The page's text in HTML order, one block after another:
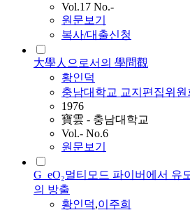
Vol.17 No.-
원문보기
복사/대출신청
大學人으로서의 學問觀
황인덕
충남대학교 교지편집위원
1976
寶雲 - 충남대학교
Vol.- No.6
원문보기
G_eO₂멀티모드 파이버에서 유
의 방출
황인덕,이주희